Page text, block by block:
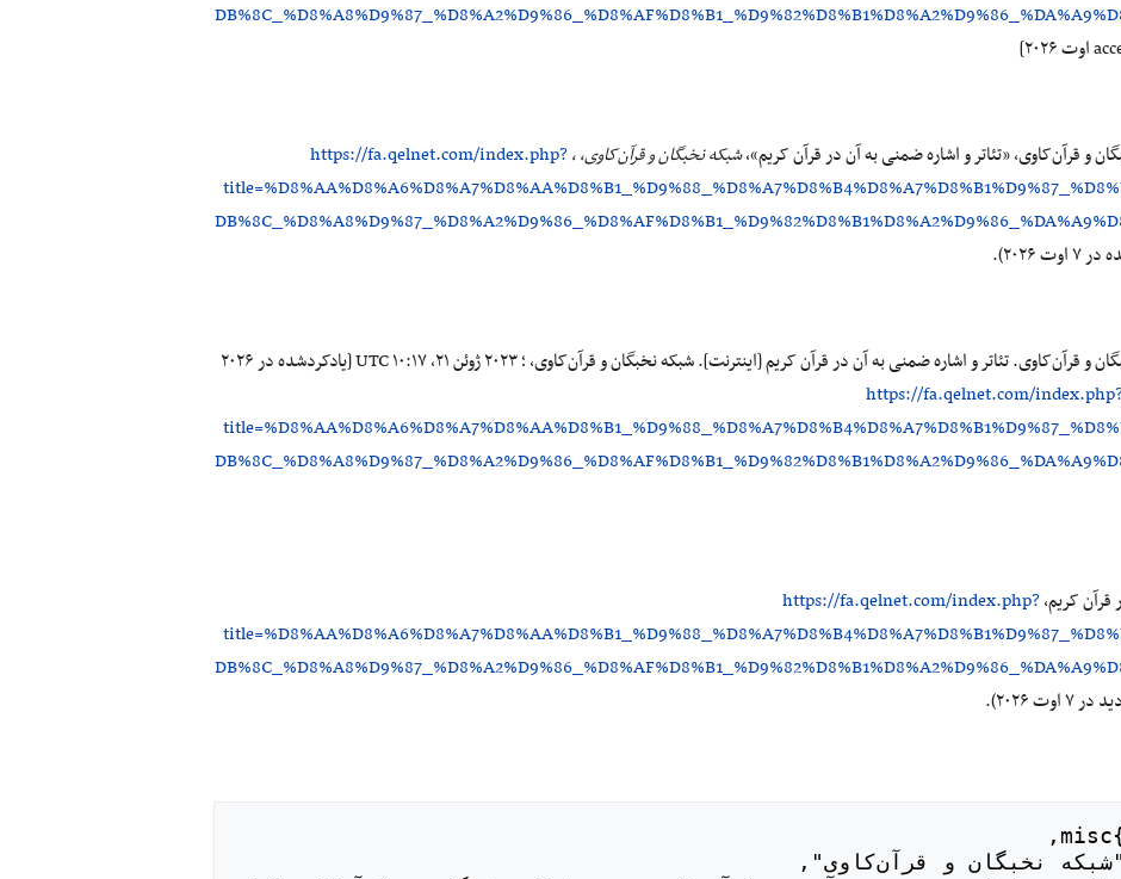
و قرآن‌کاوی، «تئاتر و اشاره ضمنی به آن در قرآن کریم»،شبکه نخبگان و قرآن‌کاوی، ،https://fa.qelnet.com/index.php?
۲۰۲۶).
مشارکت‌کنندگان شبکه نخبگان و قرآن‌کاوی. تئاتر و اشاره ضمنی به آن در قرآن کریم [اینترنت]. شبکه نخبگان و قرآن‌کاوی، ؛ ۲۰۲۳ ژوئن ۲۱، ‏۱۰:۱۷ UTC [یادکردشده در ۲۰۲۶
https://fa.qelnet.com/
قرآن کریم،https://fa.qelnet.com/index.php?
اوت ۲۰۲۶).